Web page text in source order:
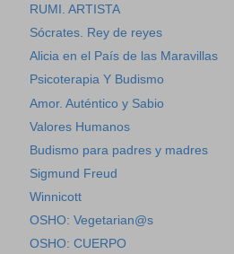
RUMI. ARTISTA
Sócrates. Rey de reyes
Alicia en el País de las Maravillas
Psicoterapia Y Budismo
Amor. Auténtico y Sabio
Valores Humanos
Budismo para padres y madres
Sigmund Freud
Winnicott
OSHO: Vegetarian@s
OSHO: CUERPO